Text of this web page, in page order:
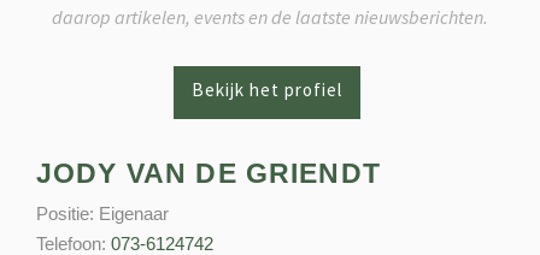
daarop artikelen, events en de laatste nieuwsberichten.
JODY VAN DE GRIENDT
Positie: Eigenaar
Telefoon: 073-6124742